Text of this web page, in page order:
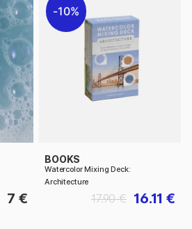
7 €
10%
BOOKS
Watercolor Mixing Deck:
Architecture
16.11 €
17.90 €